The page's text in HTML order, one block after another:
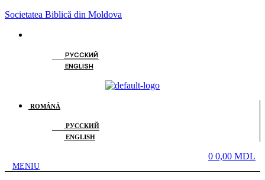
Societatea Biblică din Moldova
Menu
РУССКИЙ
ENGLISH
Menu ROMÂNĂ
РУССКИЙ
ENGLISH
0 0,00 MDL
MENIU